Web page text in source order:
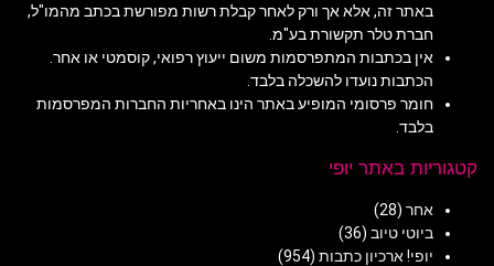
באתר זה, אלא אך ורק לאחר קבלת רשות מפורשת בכתב מהמו"ל,
חברת טלר תקשורת בע"מ.
אין בכתבות המתפרסמות משום ייעוץ רפואי, קוסמטי או אחר.
הכתבות נועדו להשכלה בלבד.
חומר פרסומי המופיע באתר הינו באחריות החברות המפרסמות
בלבד.
קטגוריות באתר יופי
אחר (28)
ביוטי טיוב (36)
יופי! ארכיון כתבות (954)